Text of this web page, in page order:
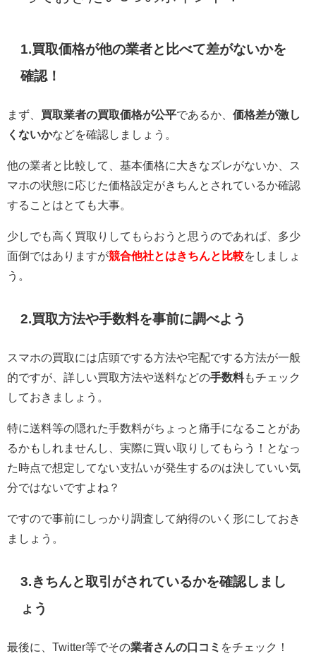
1.買取価格が他の業者と比べて差がないかを
確認！
まず、 買取業者の買取価格が公平であるか、 価格差が激し
くないかなどを確認しましょう。
他の業者と比較して、基本価格に大きなズレがないか、ス
マホの状態に応じた価格設定がきちんとされているか確認
することはとても大事。
少しでも高く買取りしてもらおうと思うのであれば、多少
面倒ではありますが競合他社とはきちんと比較をしましょ
う。
2.買取方法や手数料を事前に調べよう
スマホの買取には店頭でする方法や宅配でする方法が一般
的ですが、詳しい買取方法や送料などの手数料もチェック
しておきましょう。
特に送料等の隠れた手数料がちょっと痛手になることがあ
るかもしれませんし、実際に買い取りしてもらう！となっ
た時点で想定してない支払いが発生するのは決していい気
分ではないですよね？
ですので事前にしっかり調査して納得のいく形にしておき
ましょう。
3.きちんと取引がされているかを確認しまし
ょう
最後に、Twitter等でその業者さんの口コミ をチェック！